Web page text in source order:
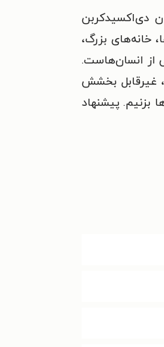
دی‌اکسیدکربن
خانه‌های بزرگ،
از انسان‌هاست.
غیرقابل بخشش
بزنیم. پیشنهاد